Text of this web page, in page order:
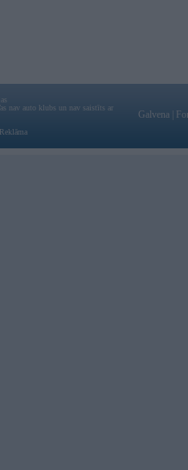
nav auto klubs un nav saistīts ar
Reklāma
Galvena